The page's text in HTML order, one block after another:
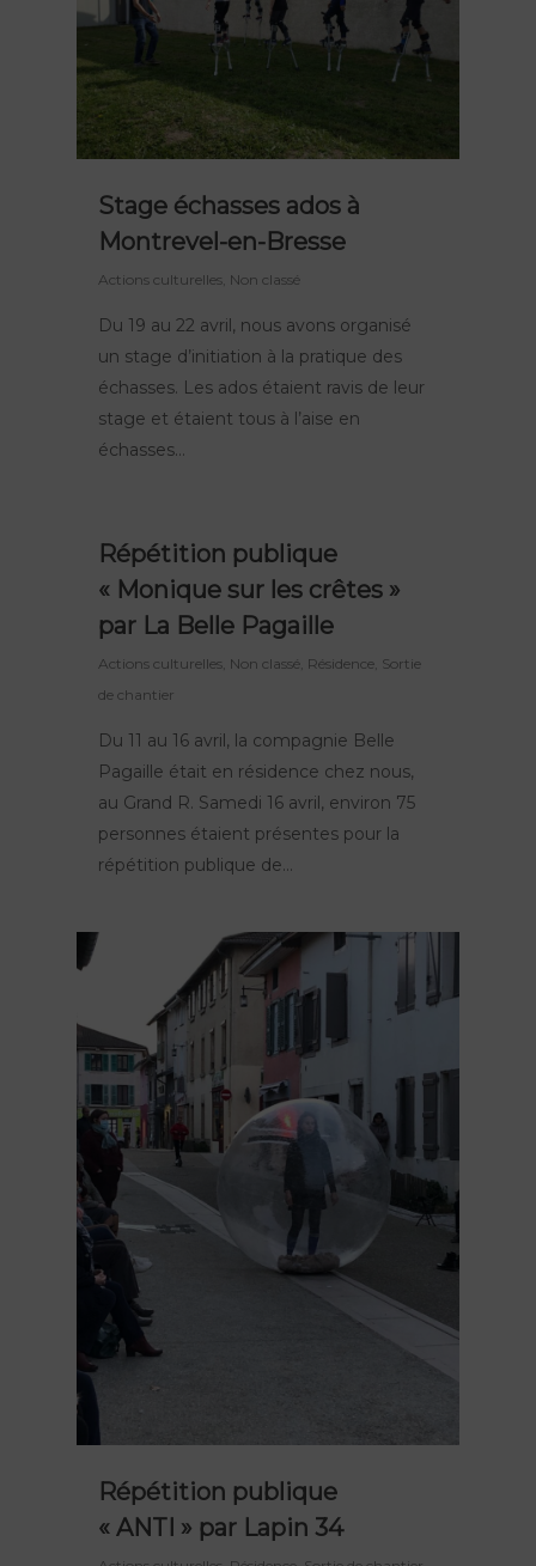
Stage échasses ados à
Montrevel-en-Bresse
Actions culturelles Non classé
Du 19 au 22 avril, nous avons organisé
un stage d’initiation à la pratique des
échasses. Les ados étaient ravis de leur
stage et étaient tous à l’aise en
échasses…
Répétition publique
« Monique sur les crêtes »
par La Belle Pagaille
Actions culturelles Non classé Résidence Sortie
de chantier
Du 11 au 16 avril, la compagnie Belle
Pagaille était en résidence chez nous,
au Grand R. Samedi 16 avril, environ 75
personnes étaient présentes pour la
répétition publique de…
Répétition publique
« ANTI » par Lapin 34